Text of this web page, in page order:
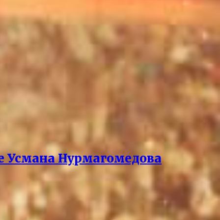
Усмана Нурмагомедова